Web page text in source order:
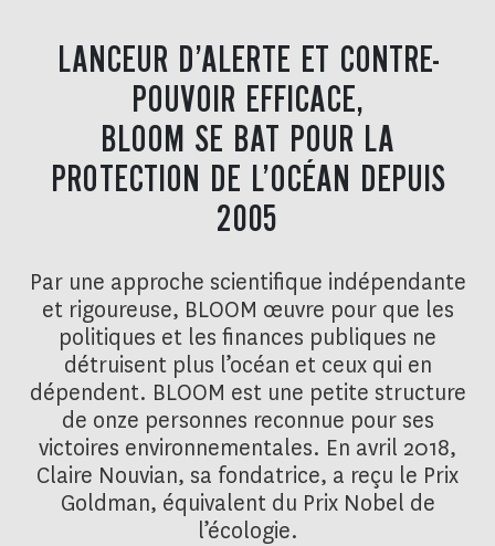
LANCEUR D’ALERTE ET CONTRE-
POUVOIR EFFICACE,
BLOOM SE BAT POUR LA
PROTECTION DE L’OCÉAN DEPUIS
2005
Par une approche scientifique indépendante
et rigoureuse, BLOOM œuvre pour que les
politiques et les finances publiques ne
détruisent plus l’océan et ceux qui en
dépendent. BLOOM est une petite structure
de onze personnes reconnue pour ses
victoires environnementales. En avril 2018,
Claire Nouvian, sa fondatrice, a reçu le Prix
Goldman, équivalent du Prix Nobel de
l’écologie.